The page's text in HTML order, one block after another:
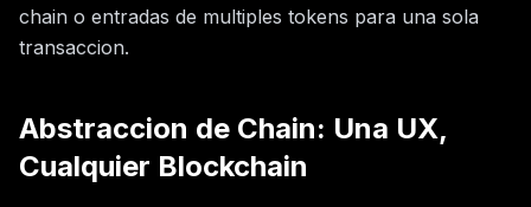
chain o entradas de multiples tokens para una sola
transaccion.
Abstraccion de Chain: Una UX,
Cualquier Blockchain